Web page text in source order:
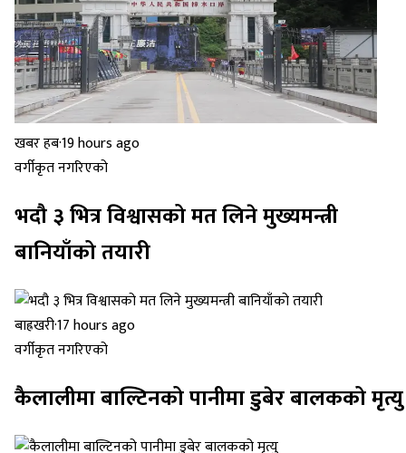
खबर हब·19 hours ago
वर्गीकृत नगरिएको
भदौ ३ भित्र विश्वासको मत लिने मुख्यमन्त्री
बानियाँको तयारी
बाह्रखरी·17 hours ago
वर्गीकृत नगरिएको
कैलालीमा बाल्टिनको पानीमा डुबेर बालकको मृत्यु